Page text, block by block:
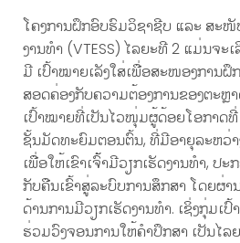
ໂຄງ​ການຝຶກອົບຮົມວິຊາຊີບ ແລະ ສະ
ງານທຳ (VTESS) ​ໄລຍະທີ 2 ແມ່ນຈະ
ມີ ເປົ້າໝາຍເລັງໃສ່ເພື່ອສະໜອງການ
ສອດຄ່ອງກັບຄວາມຕ້ອງການຂອງຕະຫຼ
ເປົ້າໝາຍທີ່ເປັນໄວໜຸ່ມຜູ້ດ້ອຍໂອກາດ
ຊັ້ນມັດທະຍົມຕອນຕົ້ນ, ທີ່ມີອາຍຸລະຫວ່າ
ເພື່ອໃຫ້ເຂົາເຈົ້້າມີວຽກເຮັດງານທໍາ, ປ
ກັບຄືນເຂົ້າສູ່ລະບົບການສຶກສາ ໂດຍຜ່າ
ດ້ານການມີວຽກເຮັດງານທໍາ. ເຊິ່ງກຸ່ມເ
ຮ່ວມວົງຈອນການໃຫ້ຄໍາປຶກສາ ເປັນໄລ